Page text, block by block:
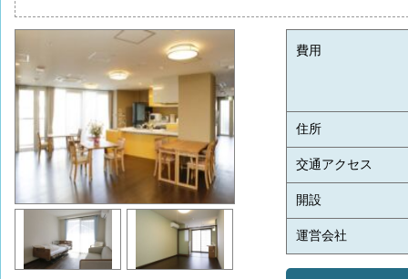
費用
住所
交通アクセス
開設
運営会社